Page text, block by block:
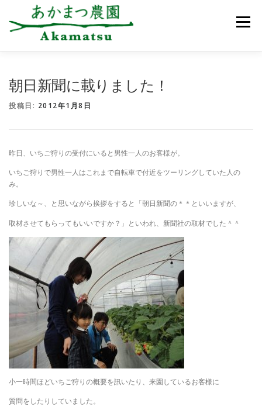
ツ
メニュー
あかまつ農園について お知らせ
朝日新聞に載りました！
投稿日: 2012年1月8日
昨日、いちご狩りの受付にいると男性一人のお客様が。
いちご狩りで男性一人はこれまで自転車で付近をツーリングしていた人の
み。
珍しいな～、と思いながら挨拶をすると「朝日新聞の＊＊といいますが、
取材させてもらってもいいですか？」といわれ、新聞社の取材でした＾＾
小一時間ほどいちご狩りの概要を訊いたり、来園しているお客様に
質問をしたりしていました。